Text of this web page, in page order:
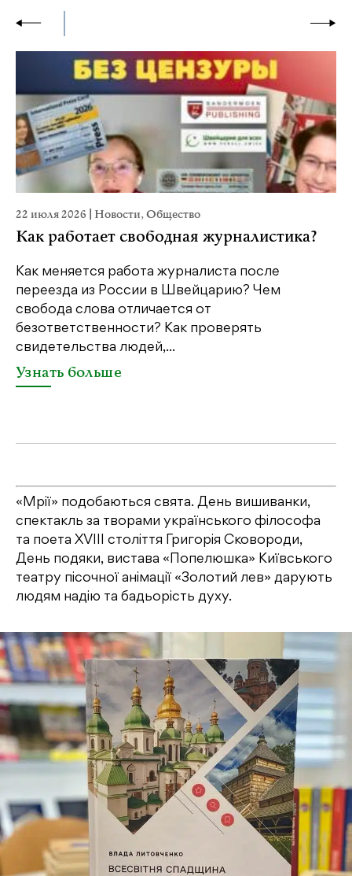
22 июля 2026 Новости,Общество
Как работает свободная журналистика?
Как меняется работа журналиста после
переезда из России в Швейцарию? Чем
свобода слова отличается от
безответственности? Как проверять
свидетельства людей,...
Узнать больше
«Мрії» подобаються свята. День вишиванки,
спектакль за творами українського філософа
та поета XVIII століття Григорія Сковороди,
День подяки, вистава «Попелюшка» Київського
театру пісочної анімації «Золотий лев» дарують
людям надію та бадьорість духу.